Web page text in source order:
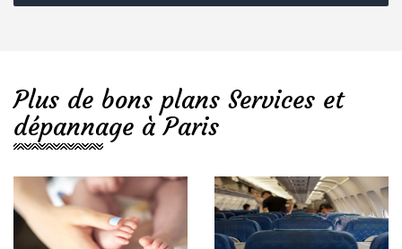
Plus de bons plans Services et
dépannage à Paris